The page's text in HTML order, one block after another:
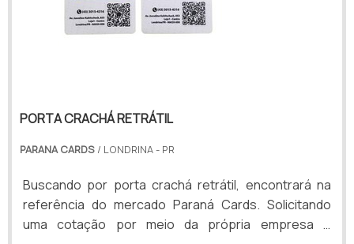
PORTA CRACHÁ RETRÁTIL
PARANA CARDS / LONDRINA - PR
Buscando por porta crachá retrátil, encontrará na
referência do mercado Paraná Cards. Solicitando
uma cotação por meio da própria empresa e